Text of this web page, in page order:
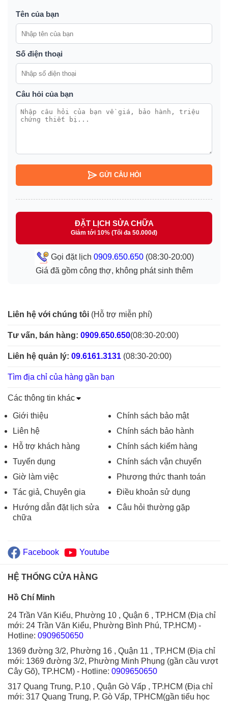
Tên của bạn
Số điện thoại
Câu hỏi của bạn
GỬI CÂU HỎI
ĐẶT LỊCH SỬA CHỮA
Giảm tới 10% (Tối đa 50.000đ)
Gọi đặt lịch 0909.650.650(08:30-20:00)
Giá đã gồm công thợ, không phát sinh thêm
Liên hệ với chúng tôi (Hỗ trợ miễn phí)
Tư vấn, bán hàng: 0909.650.650(08:30-20:00)
Liên hệ quản lý: 09.6161.3131 (08:30-20:00)
Tìm địa chỉ của hàng gần bạn
Các thông tin khác
Giới thiệu
Liên hệ
Hỗ trợ khách hàng
Tuyển dụng
Giờ làm việc
Tác giả, Chuyên gia
Hướng dẫn đặt lịch sửa
chữa
Chính sách bảo mật
Chính sách bảo hành
Chính sách kiểm hàng
Chính sách vận chuyển
Phương thức thanh toán
Điều khoản sử dụng
Câu hỏi thường gặp
Facebook Youtube
HỆ THỐNG CỬA HÀNG
Hồ Chí Minh
24 Trần Văn Kiểu, Phường 10 , Quận 6 , TP.HCM (Địa chỉ
mới: 24 Trần Văn Kiểu, Phường Bình Phú, TP.HCM) -
Hotline: 0909650650
1369 đường 3/2, Phường 16 , Quận 11 , TP.HCM (Địa chỉ
mới: 1369 đường 3/2, Phường Minh Phụng (gần cầu vượt
Cây Gõ), TP.HCM) - Hotline: 0909650650
317 Quang Trung, P.10 , Quận Gò Vấp , TP.HCM (Địa chỉ
mới: 317 Quang Trung, P. Gò Vấp, TPHCM(gần tiểu học